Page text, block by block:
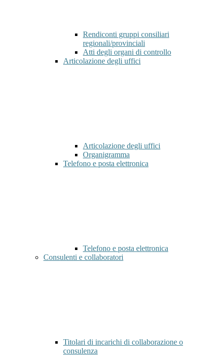
Rendiconti gruppi consiliari
regionali/provinciali
Atti degli organi di controllo
Articolazione degli uffici
Articolazione degli uffici
Organigramma
Telefono e posta elettronica
Telefono e posta elettronica
Consulenti e collaboratori
Titolari di incarichi di collaborazione o
consulenza